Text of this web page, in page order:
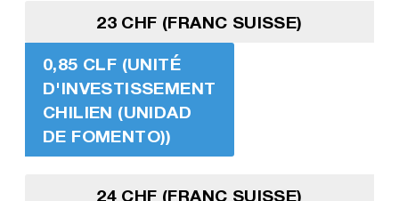
23 CHF (FRANC SUISSE)
0,85 CLF (UNITÉ
D'INVESTISSEMENT
CHILIEN (UNIDAD
DE FOMENTO))
24 CHF (FRANC SUISSE)